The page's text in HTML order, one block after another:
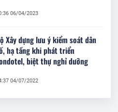
06/04/2023
Xây dựng lưu ý kiểm soát dân
hạ tầng khi phát triển
biệt thự nghỉ dưỡng
04/07/2022